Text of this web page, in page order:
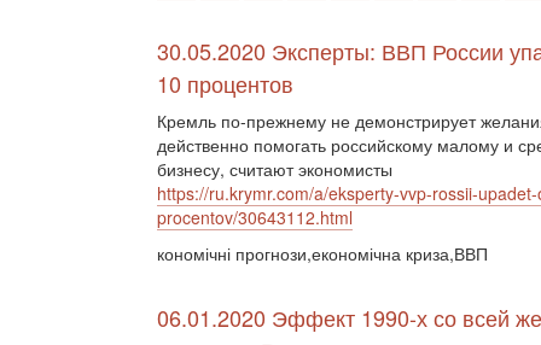
30.05.2020 Эксперты: ВВП России
10 процентов
Кремль по-прежнему не демонстрирует
действенно помогать российскому малому и
бизнесу, считают экономисты
https://ru.krymr.com/a/eksperty-vvp-rossii-
procentov/30643112.html
кономічні прогнози,економічна криза,ВВП
06.01.2020 Эффект 1990-х со всей